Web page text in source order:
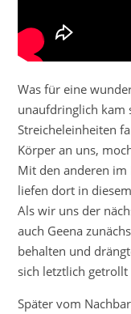
Was für eine
unaufdringlich kam
Streicheleinheiten
Körper an uns,
Mit den anderen im
liefen dort in
Als wir uns der
auch Geena
behalten und
sich letztlich
Später vom